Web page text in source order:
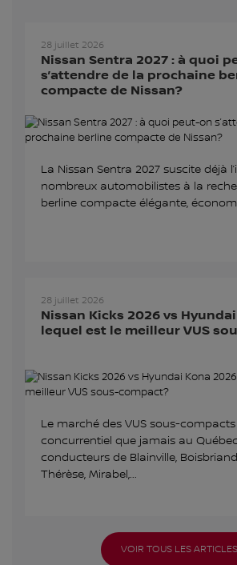
28 juillet 2026
Nissan Sentra 2027 : à quoi
s’attendre de la prochaine
compacte de Nissan?
La Nissan Sentra 2027 suscite déjà
nombreux automobilistes à la
berline compacte élégante,
28 juillet 2026
Nissan Kicks 2026 vs
lequel est le meilleur VUS
Le marché des VUS sous-
concurrentiel que jamais au
conducteurs de Blainville,
Thérèse, Mirabel,...
VOIR TOUS LES ARTICLES